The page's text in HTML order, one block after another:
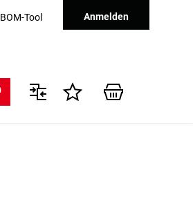
BOM-Tool Anmelden